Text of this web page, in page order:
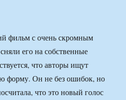
фильм с очень скромным
его на собственные
что авторы ищут
форму. Он не без ошибок, но
что это новый голос